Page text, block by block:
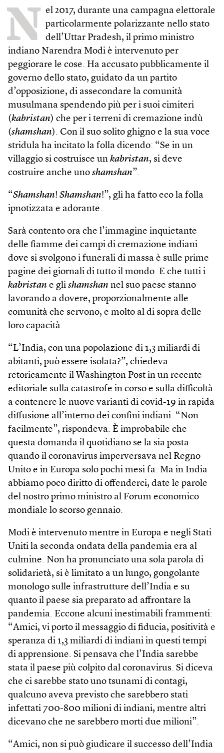
N el 2017, durante una campagna elettorale
particolarmente polarizzante nello stato
dell’Uttar Pradesh, il primo ministro
indiano Narendra Modi è intervenuto per
peggiorare le cose. Ha accusato pubblicamente il
governo dello stato, guidato da un partito
d’opposizione, di assecondare la comunità
musulmana spendendo più per i suoi cimiteri
(kabristan) che per i terreni di cremazione indù
(shamshan). Con il suo solito ghigno e la sua voce
stridula ha incitato la folla dicendo: “Se in un
villaggio si costruisce un kabristan, si deve
costruire anche uno shamshan”.
“Shamshan! Shamshan!”, gli ha fatto eco la folla
ipnotizzata e adorante.
Sarà contento ora che l’immagine inquietante
delle fiamme dei campi di cremazione indiani
dove si svolgono i funerali di massa è sulle prime
pagine dei giornali di tutto il mondo. E che tutti i
kabristan e gli shamshan nel suo paese stanno
lavorando a dovere, proporzionalmente alle
comunità che servono, e molto al di sopra delle
loro capacità.
“L’India, con una popolazione di 1,3 miliardi di
abitanti, può essere isolata?”, chiedeva
retoricamente il Washington Post in un recente
editoriale sulla catastrofe in corso e sulla difficoltà
a contenere le nuove varianti di covid-19 in rapida
diffusione all’interno dei confini indiani. “Non
facilmente”, rispondeva. È improbabile che
questa domanda il quotidiano se la sia posta
quando il coronavirus imperversava nel Regno
Unito e in Europa solo pochi mesi fa. Ma in India
abbiamo poco diritto di offenderci, date le parole
del nostro primo ministro al Forum economico
mondiale lo scorso gennaio.
Modi è intervenuto mentre in Europa e negli Stati
Uniti la seconda ondata della pandemia era al
culmine. Non ha pronunciato una sola parola di
solidarietà, si è limitato a un lungo, gongolante
monologo sulle infrastrutture dell’India e su
quanto il paese sia preparato ad affrontare la
pandemia. Eccone alcuni inestimabili frammenti:
“Amici, vi porto il messaggio di fiducia, positività e
speranza di 1,3 miliardi di indiani in questi tempi
di apprensione. Si pensava che l’India sarebbe
stata il paese più colpito dal coronavirus. Si diceva
che ci sarebbe stato uno tsunami di contagi,
qualcuno aveva previsto che sarebbero stati
infettati 700-800 milioni di indiani, mentre altri
dicevano che ne sarebbero morti due milioni”.
“Amici, non si può giudicare il successo dell’India